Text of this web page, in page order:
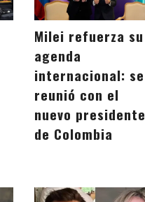
Milei refuerza su
agenda
internacional: se
reunió con el
nuevo presidente
de Colombia